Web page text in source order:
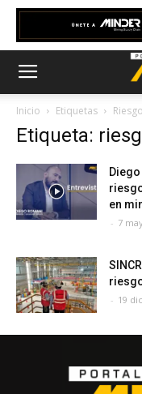
Inicio Etiquetas
Etiqueta:
en
- 7
- 19